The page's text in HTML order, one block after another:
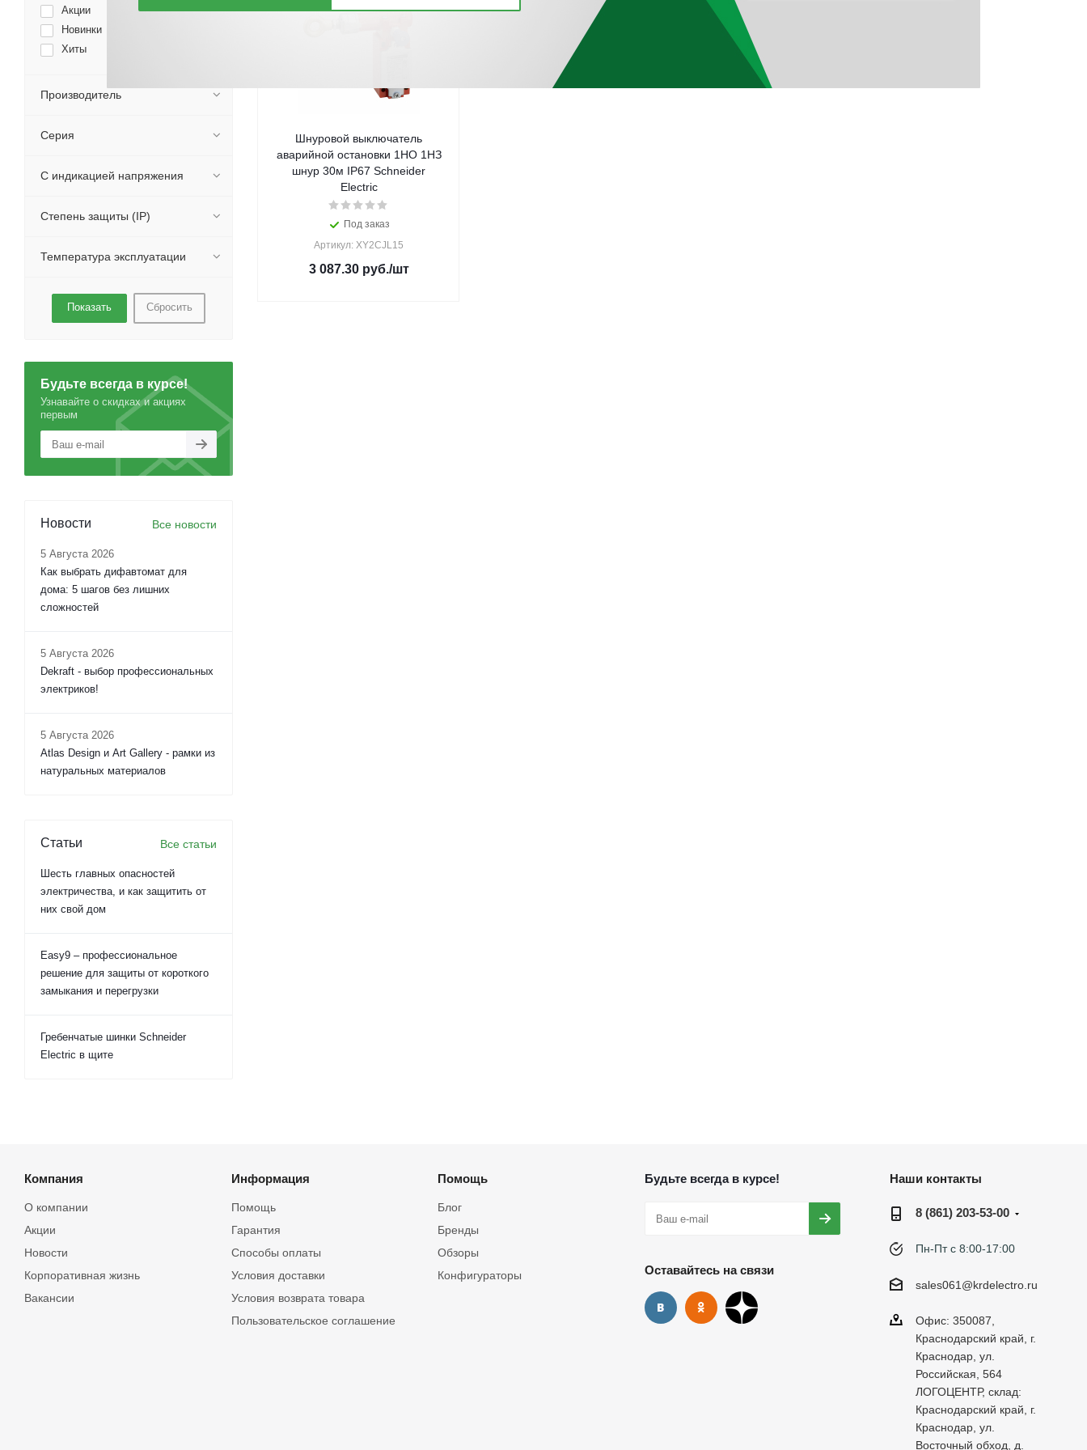
Шнуровой выключатель
аварийной остановки 1НО 1НЗ
шнур 30м IP67 Schneider
Electric
Под заказ
Артикул: XY2CJL15
3 087.30руб./шт
Акции
Новинки
Хиты
Производитель
Серия
С индикацией напряжения
Степень защиты (IP)
Температура эксплуатации
Сбросить
Будьте всегда в курсе!
Узнавайте о скидках и акциях
первым
Новости Все новости
5 Августа 2026
Как выбрать дифавтомат для
дома: 5 шагов без лишних
сложностей
5 Августа 2026
Dekraft - выбор профессиональных
электриков!
5 Августа 2026
Atlas Design и Art Gallery - рамки из
натуральных материалов
Статьи Все статьи
Шесть главных опасностей
электричества, и как защитить от
них свой дом
Easy9 – профессиональное
решение для защиты от короткого
замыкания и перегрузки
Гребенчатые шинки Schneider
Electric в щите
Компания
О компании
Акции
Новости
Корпоративная жизнь
Вакансии
Информация
Помощь
Гарантия
Способы оплаты
Условия доставки
Условия возврата товара
Пользовательское соглашение
Помощь
Блог
Бренды
Обзоры
Конфигураторы
Будьте всегда в курсе!
Оставайтесь на связи
Наши контакты
8 (861) 203-53-00
Пн-Пт с 8:00-17:00
sales061@krdelectro.ru
Офис: 350087,
Краснодарский край, г.
Краснодар, ул.
Российская, 564
ЛОГОЦЕНТР, склад:
Краснодарский край, г.
Краснодар, ул.
Восточный обход, д.